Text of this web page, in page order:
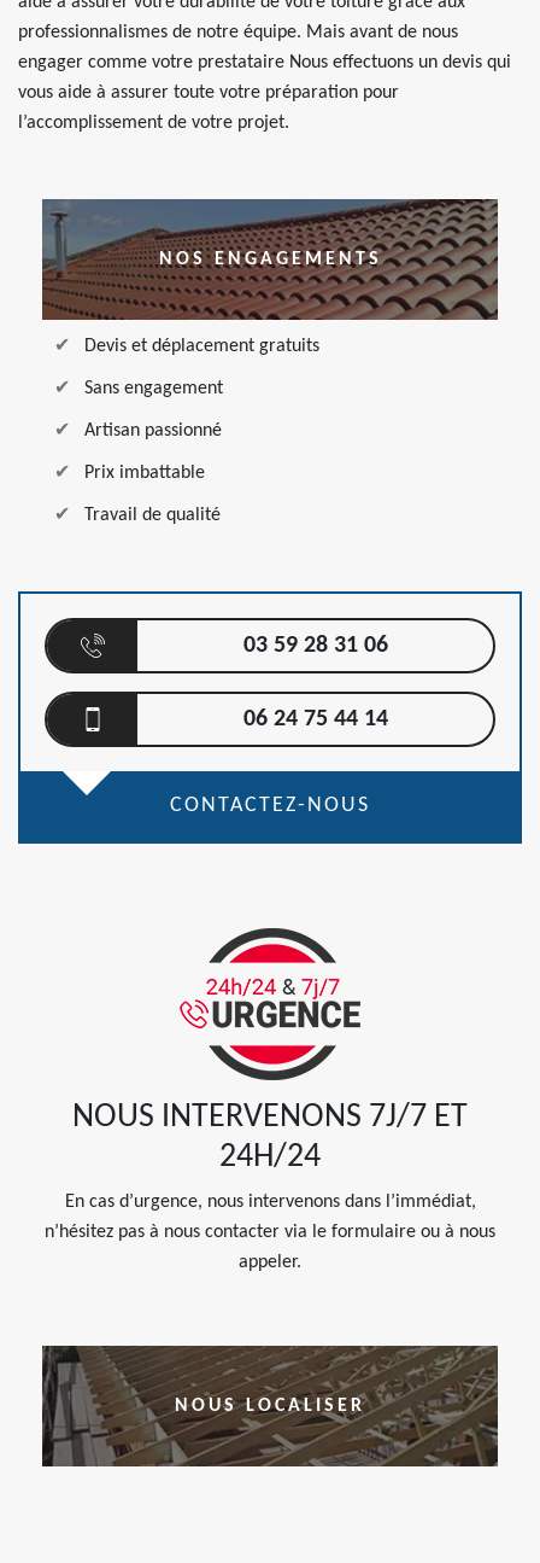
professionnalismes de notre équipe. Mais avant de nous
engager comme votre prestataire Nous effectuons un devis qui
vous aide à assurer toute votre préparation pour
l’accomplissement de votre projet.
NOS ENGAGEMENTS
Devis et déplacement gratuits
Sans engagement
Artisan passionné
Prix imbattable
Travail de qualité
03 59 28 31 06
06 24 75 44 14
CONTACTEZ-NOUS
NOUS INTERVENONS 7J/7 ET
24H/24
En cas d’urgence, nous intervenons dans l’immédiat,
n’hésitez pas à nous contacter via le formulaire ou à nous
appeler.
NOUS LOCALISER